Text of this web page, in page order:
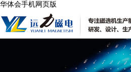
华体会手机网页版